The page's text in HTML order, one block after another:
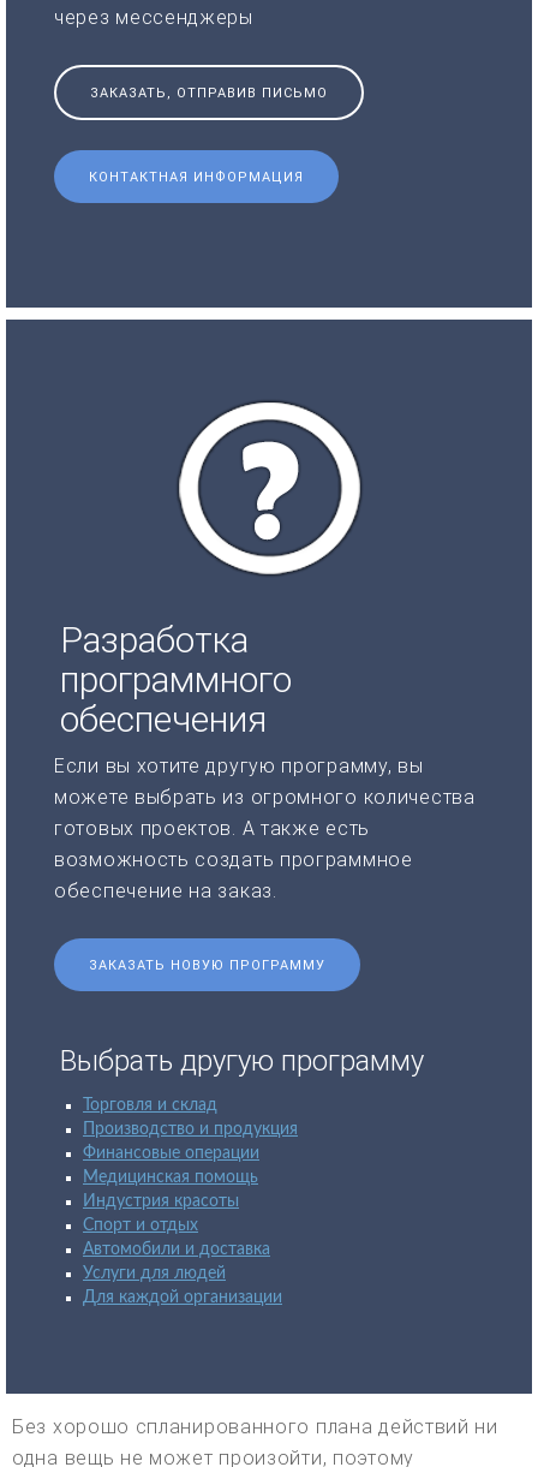
через мессенджеры
ЗАКАЗАТЬ, ОТПРАВИВ ПИСЬМО
КОНТАКТНАЯ ИНФОРМАЦИЯ
Разработка
программного
обеспечения
Если вы хотите другую программу, вы
можете выбрать из огромного количества
готовых проектов. А также есть
возможность создать программное
обеспечение на заказ.
ЗАКАЗАТЬ НОВУЮ ПРОГРАММУ
Выбрать другую программу
Торговля и склад
Производство и продукция
Финансовые операции
Медицинская помощь
Индустрия красоты
Спорт и отдых
Автомобили и доставка
Услуги для людей
Для каждой организации
Без хорошо спланированного плана действий ни
одна вещь не может произойти, поэтому